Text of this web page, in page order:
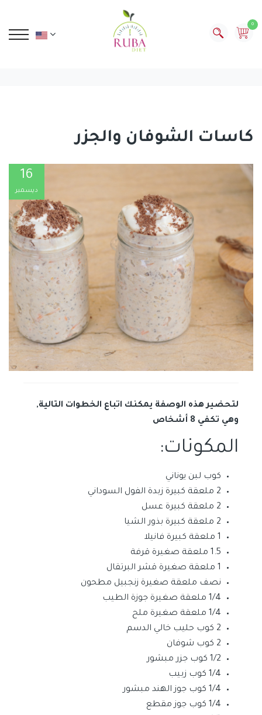
0
كاسات الشوفان والجزر
16
ديسمبر
لتحضير هذه الوصفة يمكنك اتباع الخطوات التالية,
وهي تكفي 8 أشخاص
المكونات:
كوب لبن يوناني
2 ملعقة كبيرة زبدة الفول السوداني
2 ملعقة كبيرة عسل
2 ملعقة كبيرة بذور الشيا
1 ملعقة كبيرة فانيلا
1.5 ملعقة صغيرة قرفة
1 ملعقة صغيرة قشر البرتقال
نصف ملعقة صغيرة زنجبيل مطحون
1/4 ملعقة صغيرة جوزة الطيب
1/4 ملعقة صغيرة ملح
2 كوب حليب خالي الدسم
2 كوب شوفان
1/2 كوب جزر مبشور
1/4 كوب زبيب
1/4 كوب جوز الهند مبشور
1/4 كوب جوز مقطع